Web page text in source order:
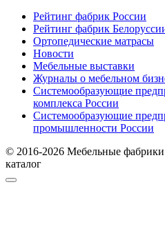
Рейтинг фабрик России
Рейтинг фабрик
Ортопедические матрасы
Новости
Мебельные выставки
Журналы о мебельном
Системообразующие
комплекса России
Системообразующие
промышленности России
© 2016-2026 Мебельные
каталог